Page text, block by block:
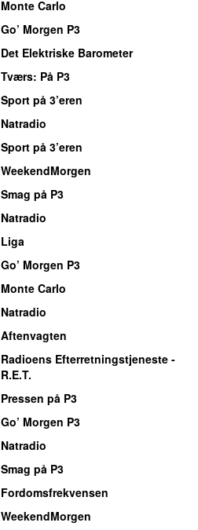
Monte Carlo
Go’ Morgen P3
Det Elektriske Barometer
Tværs: På P3
Sport på 3’eren
Natradio
Sport på 3’eren
WeekendMorgen
Smag på P3
Natradio
Liga
Go’ Morgen P3
Monte Carlo
Natradio
Aftenvagten
Radioens Efterretningstjeneste -
R.E.T.
Pressen på P3
Go’ Morgen P3
Natradio
Smag på P3
Fordomsfrekvensen
WeekendMorgen